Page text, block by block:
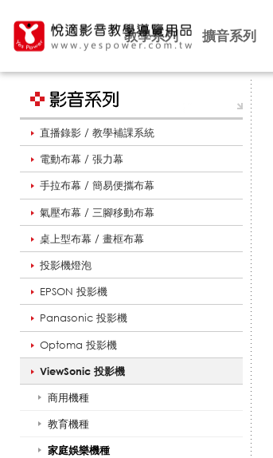
教學系列 擴音系列
直播錄影 / 教學補課系統
電動布幕 / 張力幕
手拉布幕 / 簡易便攜布幕
氣壓布幕 / 三腳移動布幕
桌上型布幕 / 畫框布幕
投影機燈泡
EPSON 投影機
Panasonic 投影機
Optoma 投影機
ViewSonic 投影機
商用機種
教育機種
家庭娛樂機種